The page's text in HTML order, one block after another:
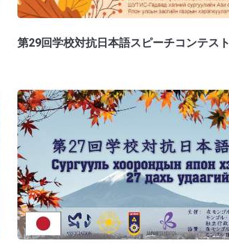
第29回学校対抗日本語スピーチコンテスト